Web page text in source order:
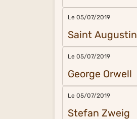
Le 05/07/2019
Saint Augustin
Le 05/07/2019
George Orwell
Le 05/07/2019
Stefan Zweig